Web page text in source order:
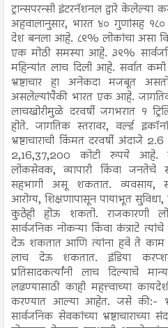
ट्रान्सपरन्सी इंटरनॅशनल द्वारे
अहवालानुसार, भारत ४० गुणांसह १८०
देश बनला आहे. ८९% लोकांचा असा
एक मोठी समस्या आहे. ३९%
महिन्यांत लाच दिली आहे. सर्वात
भ्रष्टाचार हा अनेकदा मजबूत
असलेल्यांपैकी भारत एक आहे.
लाचखोरीमुळे दरवर्षी जगभरात १
होते. जागतिक स्तरावर, वर्ल्ड
भ्रष्टाचाराची किंमत दरवर्षी अंदाजे
2,16,37,200 कोटी रुपये आहे.
लोकसेवक, व्यापारी किंवा जनतेचे
सहभागी असू शकतात. व्यवसाय,
आरोग्य, शिक्षणापासून पायाभूत सुविधा,
कुठेही होऊ शकतो. राजकारणी
सार्वजनिक नोकऱ्या किंवा कंत्राटे
देऊ शकतात आणि त्यांना हवे ते काम
लाच देऊ शकतात. इंडिया
प्रतिसादकर्त्यांनी लाच दिल्याचे
लढण्यासाठी काही महत्त्वाच्या
करण्यात आल्या आहेत. जसे की:-
सार्वजनिक सेवकांच्या भ्रष्टाचाराच्या